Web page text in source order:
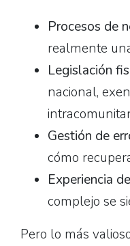
Procesos de
realmente
Legislación
nacional,
Gestión de
cómo
Experiencia
complejo se
Pero lo más